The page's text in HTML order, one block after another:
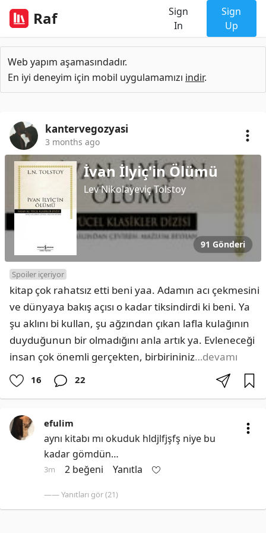
Raf
Sign
In
Sign
Up
Web yapım aşamasındadır.
En iyi deneyim için mobil uygulamamızı indir.
kantervegozyasi
3 months ago
İvan İlyiç'in Ölümü
Lev Nikolayeviç Tolstoy
91 Gönderi
Spoiler içeriyor
kitap çok rahatsız etti beni yaa. Adamın acı çekmesini
ve dünyaya bakış açısı o kadar tiksindirdi ki beni. Ya
şu aklını bi kullan, şu ağzından çıkan lafla kulağının
duyduğunun bir olmadığını anla artık ya. Evleneceği
insan çok önemli gerçekten, birbirininiz…devamı
16 22
efulim
aynı kitabı mı okuduk hldjlfjşfş niye bu
kadar gömdün…
3m 2 beğeni Yanıtla
—— Yanıtları gör (21)